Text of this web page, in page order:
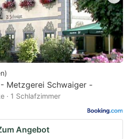
)
Metzgerei Schwaiger -
· 1 Schlafzimmer
Angebot